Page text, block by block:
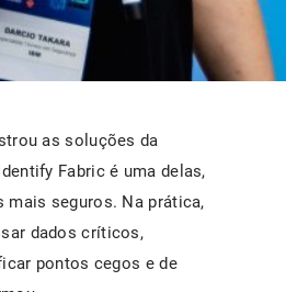
as soluções da
Fabric é uma delas,
mais seguros. Na prática,
dados críticos,
pontos cegos e de